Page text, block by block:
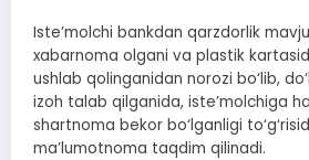
Iste’molchi bankdan qarzdorlik
xabarnoma olgani va plastik
ushlab qolinganidan norozi bo‘lib,
izoh talab qilganida, iste’molchiga
shartnoma bekor bo‘lganligi
ma’lumotnoma taqdim qilinadi.